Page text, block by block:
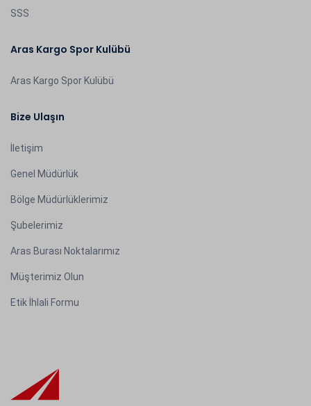
SSS
Aras Kargo Spor Kulübü
Aras Kargo Spor Kulübü
Bize Ulaşın
İletişim
Genel Müdürlük
Bölge Müdürlüklerimiz
Şubelerimiz
Aras Burası Noktalarımız
Müşterimiz Olun
Etik İhlali Formu